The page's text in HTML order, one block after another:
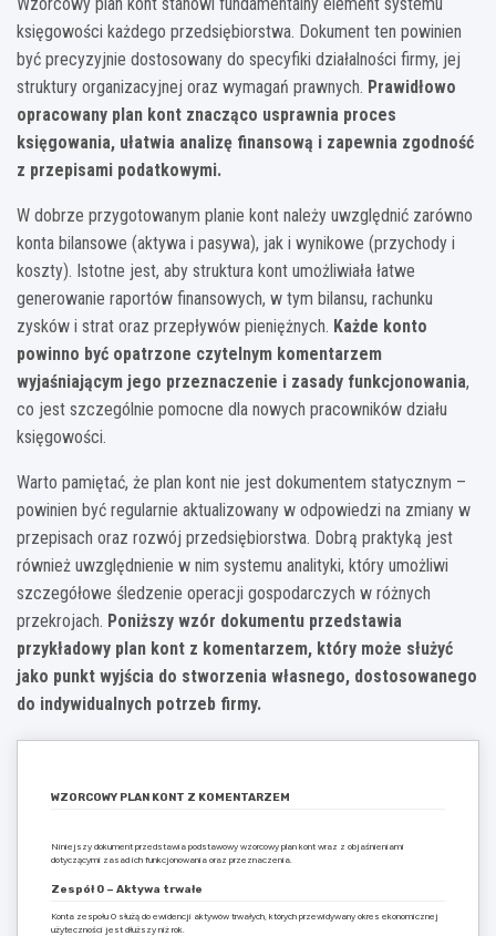
księgowości każdego przedsiębiorstwa. Dokument ten powinien
być precyzyjnie dostosowany do specyfiki działalności firmy, jej
struktury organizacyjnej oraz wymagań prawnych. Prawidłowo
opracowany plan kont znacząco usprawnia proces
księgowania, ułatwia analizę finansową i zapewnia zgodność
z przepisami podatkowymi.
W dobrze przygotowanym planie kont należy uwzględnić zarówno
konta bilansowe (aktywa i pasywa), jak i wynikowe (przychody i
koszty). Istotne jest, aby struktura kont umożliwiała łatwe
generowanie raportów finansowych, w tym bilansu, rachunku
zysków i strat oraz przepływów pieniężnych. Każde konto
powinno być opatrzone czytelnym komentarzem
wyjaśniającym jego przeznaczenie i zasady funkcjonowania,
co jest szczególnie pomocne dla nowych pracowników działu
księgowości.
Warto pamiętać, że plan kont nie jest dokumentem statycznym –
powinien być regularnie aktualizowany w odpowiedzi na zmiany w
przepisach oraz rozwój przedsiębiorstwa. Dobrą praktyką jest
również uwzględnienie w nim systemu analityki, który umożliwi
szczegółowe śledzenie operacji gospodarczych w różnych
przekrojach. Poniższy wzór dokumentu przedstawia
przykładowy plan kont z komentarzem, który może służyć
jako punkt wyjścia do stworzenia własnego, dostosowanego
do indywidualnych potrzeb firmy.
WZORCOWY PLAN KONT Z KOMENTARZEM
Niniejszy dokument przedstawia podstawowy wzorcowy plan kont wraz z objaśnieniami
dotyczącymi zasad ich funkcjonowania oraz przeznaczenia.
Zespół 0 – Aktywa trwałe
Konta zespołu 0 służą do ewidencji aktywów trwałych, których przewidywany okres ekonomicznej
użyteczności jest dłuższy niż rok.